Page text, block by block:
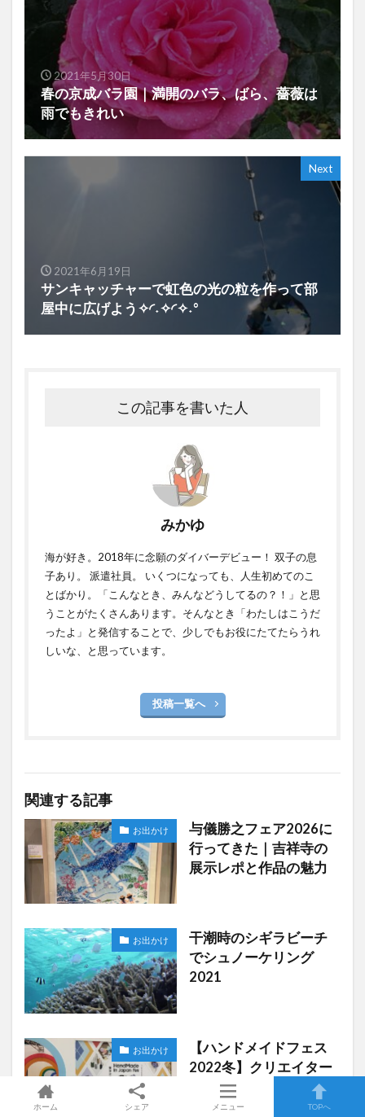
2021年5月30日
春の京成バラ園｜満開のバラ、ばら、薔薇は
雨でもきれい
Next
2021年6月19日
サンキャッチャーで虹色の光の粒を作って部
屋中に広げよう✧◜˖✧◜✧˖°
この記事を書いた人
みかゆ
海が好き。2018年に念願のダイバーデビュー！ 双子の息
子あり。 派遣社員。 いくつになっても、人生初めてのこ
とばかり。「こんなとき、みんなどうしてるの？！」と思
うことがたくさんあります。そんなとき「わたしはこうだ
ったよ」と発信することで、少しでもお役にたてたらうれ
しいな、と思っています。
投稿一覧へ
関連する記事
お出かけ
与儀勝之フェア2026に
行ってきた｜吉祥寺の
展示レポと作品の魅力
お出かけ
干潮時のシギラビーチ
でシュノーケリング
2021
お出かけ
【ハンドメイドフェス
2022冬】クリエイター
たちのオリジナル作
品、これがおすすめ！
ホーム シェア メニュー TOPへ